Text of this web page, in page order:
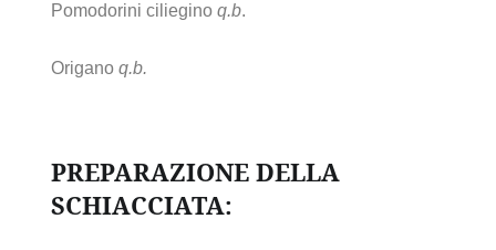
Pomodorini ciliegino q.b.
Origano q.b.
PREPARAZIONE DELLA
SCHIACCIATA: